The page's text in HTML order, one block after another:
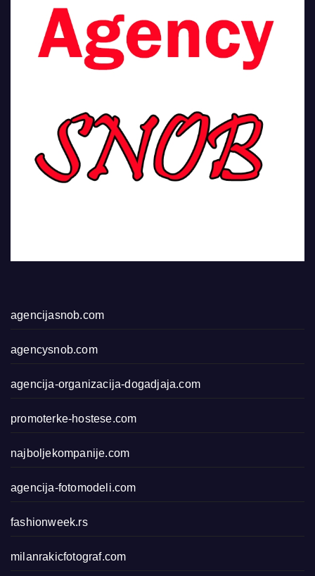
agencijasnob.com
agencysnob.com
agencija-organizacija-dogadjaja.com
promoterke-hostese.com
najboljekompanije.com
agencija-fotomodeli.com
fashionweek.rs
milanrakicfotograf.com